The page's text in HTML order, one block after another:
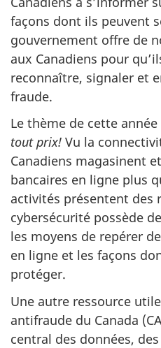
façons dont ils peuvent
gouvernement offre de
aux Canadiens pour
reconnaître, signaler et
fraude.
Le thème de cette année
tout prix! Vu la
Canadiens magasinent
bancaires en ligne plus
activités présentent des
cybersécurité possède
les moyens de repérer
en ligne et les façons
protéger.
Une autre ressource
antifraude du Canada
central des données,